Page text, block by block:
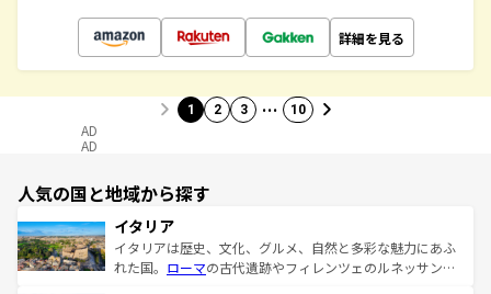
詳細を見る
1 2 3 … 10
AD
AD
人気の国と地域から探す
イタリア
イタリアは歴史、文化、グルメ、自然と多彩な魅力にあふ
れた国。 ローマの古代遺跡やフィレンツェのルネッサンス